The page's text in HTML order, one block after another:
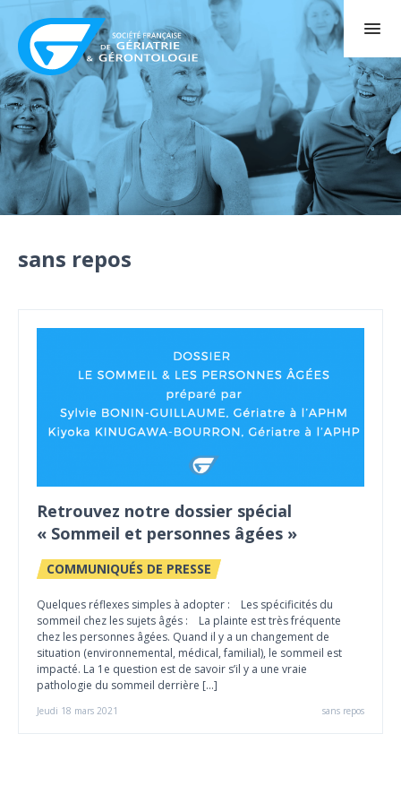
sans repos
Retrouvez notre dossier spécial
« Sommeil et personnes âgées »
COMMUNIQUÉS DE PRESSE
Quelques réflexes simples à adopter : Les spécificités du
sommeil chez les sujets âgés : La plainte est très fréquente
chez les personnes âgées. Quand il y a un changement de
situation (environnemental, médical, familial), le sommeil est
impacté. La 1e question est de savoir s’il y a une vraie
pathologie du sommeil derrière […]
Jeudi 18 mars 2021 sans repos